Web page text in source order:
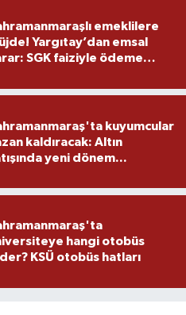
emeklilere
Yargıtay’dan emsal
SGK faiziyle ödeme
kuyumcular
kaldıracak: Altın
yeni dönem...
hangi otobüs
KSÜ otobüs hatları